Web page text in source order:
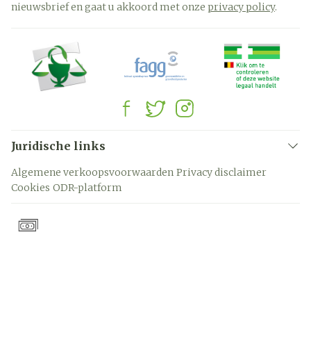
nieuwsbrief en gaat u akkoord met onze privacy policy.
Juridische links
Algemene verkoopsvoorwaarden Privacy disclaimer
Cookies ODR-platform